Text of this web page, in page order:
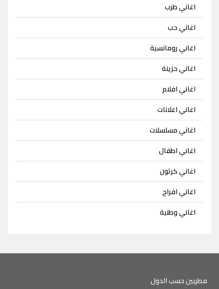
اغاني طرب
اغاني حب
اغاني رومانسية
اغاني حزينة
اغاني افلام
اغاني اعلانات
اغاني مسلسلات
اغاني اطفال
اغاني كرتون
اغاني افراح
اغاني وطنية
مطربين حسب الدول